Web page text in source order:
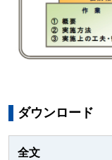
ダウンロード
全文